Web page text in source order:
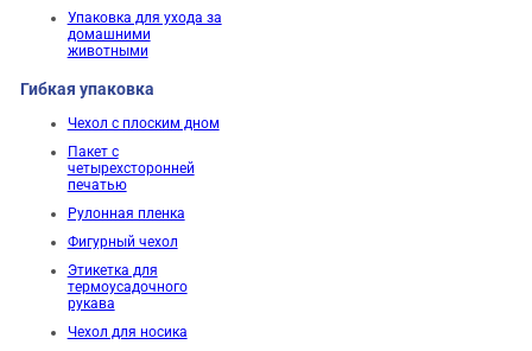
Упаковка для ухода за
домашними
животными
Гибкая упаковка
Чехол с плоским дном
Пакет с
четырехсторонней
печатью
Рулонная пленка
Фигурный чехол
Этикетка для
термоусадочного
рукава
Чехол для носика